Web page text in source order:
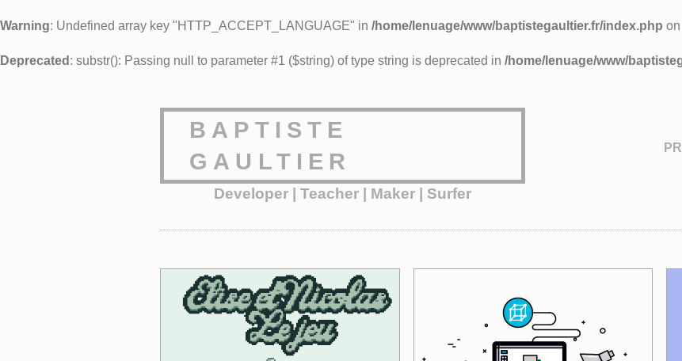
Warning: Undefined array key "HTTP_ACCEPT_LANGUAGE" in /home/lenuage/www/baptistegaultier.fr/index.php
Deprecated : substr(): Passing null to parameter #1 ($string) of type string is deprecated in /home/lenuage/www/
BAPTISTE
GAULTIER
Developer | Teacher | Maker | Surfer